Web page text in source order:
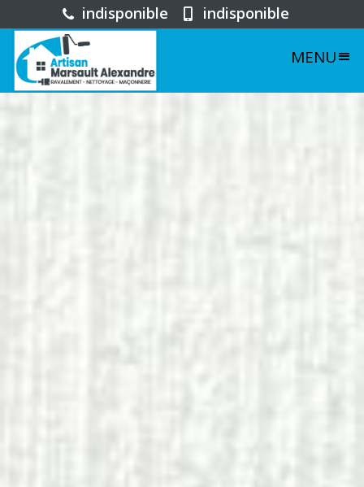
indisponible indisponible
MENU